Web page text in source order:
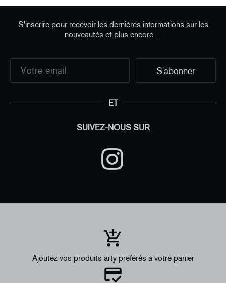
S'inscrire pour recevoir les dernières informations sur les
nouveautés et plus encore ...
ET
SUIVEZ-NOUS SUR
Ajoutez vos produits arty préférés à votre panier